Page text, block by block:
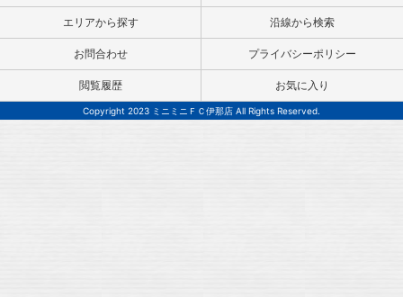
エリアから探す 沿線から検索
お問合わせ プライバシーポリシー
閲覧履歴 お気に入り
Copyright 2023 ミニミニＦＣ伊那店 All Rights Reserved.